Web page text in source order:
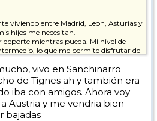
viviendo entre Madrid, Leon, Asturias y
hijos me necesitan.
mientras pueda. Mi nivel de
lo que me permite disfrutar de
el mes de mayo con el fin de
es difícil encontrarme haciendo
la mañana en el parque de Valdebebas
marítimo de Aguilas (Murcia).
vivo en Sanchinarro
de Tignes ah y también era
iba con amigos. Ahora voy
Austria y me vendria bien
bajadas